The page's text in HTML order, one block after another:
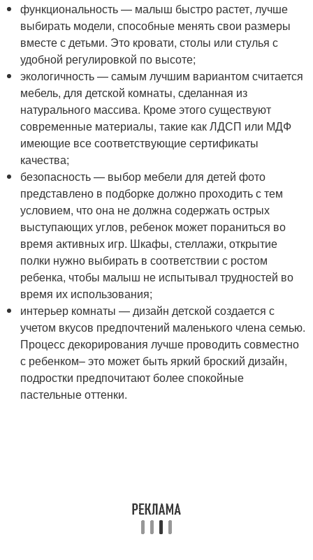
функциональность — малыш быстро растет, лучше
выбирать модели, способные менять свои размеры
вместе с детьми. Это кровати, столы или стулья с
удобной регулировкой по высоте;
экологичность — самым лучшим вариантом считается
мебель, для детской комнаты, сделанная из
натурального массива. Кроме этого существуют
современные материалы, такие как ЛДСП или МДФ
имеющие все соответствующие сертификаты
качества;
безопасность — выбор мебели для детей фото
представлено в подборке должно проходить с тем
условием, что она не должна содержать острых
выступающих углов, ребенок может пораниться во
время активных игр. Шкафы, стеллажи, открытие
полки нужно выбирать в соответствии с ростом
ребенка, чтобы малыш не испытывал трудностей во
время их использования;
интерьер комнаты — дизайн детской создается с
учетом вкусов предпочтений маленького члена семью.
Процесс декорирования лучше проводить совместно
с ребенком– это может быть яркий броский дизайн,
подростки предпочитают более спокойные
пастельные оттенки.